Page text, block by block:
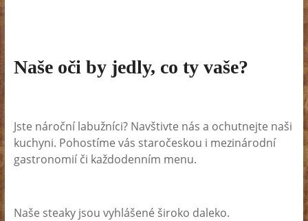
Naše oči by jedly, co ty vaše?
Jste nároční labužníci? Navštivte nás a ochutnejte naši
kuchyni. Pohostíme vás staročeskou i mezinárodní
gastronomií či každodenním menu.
Naše steaky jsou vyhlášené široko daleko.